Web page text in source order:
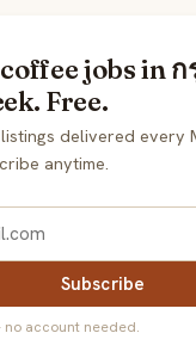
jobs in ก
Free.
delivered every
anytime.
Subscribe
account needed.